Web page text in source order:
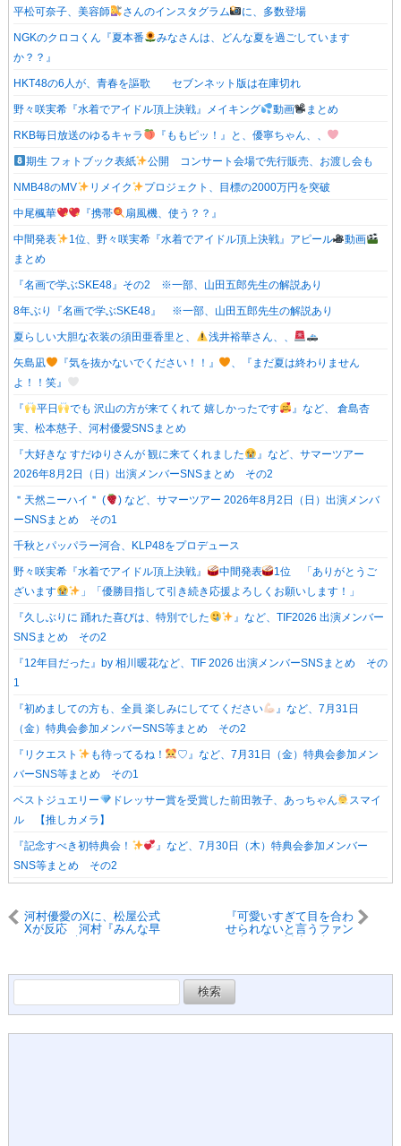
平松可奈子、美容師 さんのインスタグラム に、多数登場
NGKのクロコくん『夏本番
みなさんは、どんな夏を過ごしています
か？？』
HKT48の6人が、青春を謳歌 セブンネット版は在庫切れ
野々咲実希『水着でアイドル頂上決戦』メイキング 動画 まとめ
RKB毎日放送のゆるキャラ 『ももピッ！』と、優寧ちゃん、、
期生 フォトブック表紙 公開 コンサート会場で先行販売、お渡し会も
NMB48のMV リメイク プロジェクト、目標の2000万円を突破
中尾楓華 『携帯 扇風機、使う？？』
中間発表 1位、野々咲実希『水着でアイドル頂上決戦』アピール
動画
まとめ
『名画で学ぶSKE48』その2 ※一部、山田五郎先生の解説あり
8年ぶり『名画で学ぶSKE48』 ※一部、山田五郎先生の解説あり
夏らしい大胆な衣装の須田亜香里と、 浅井裕華さん、、
矢島凪 『気を抜かないでください！！』
、『まだ夏は終わりません
よ！！笑』
『 平日 でも 沢山の方が来てくれて 嬉しかったです
』など、 倉島杏
実、松本慈子、河村優愛SNSまとめ
『大好きな すだゆりさんが 観に来てくれました
』など、サマーツアー
2026年8月2日（日）出演メンバーSNSまとめ その2
＂天然ニーハイ＂ (
) など、サマーツアー 2026年8月2日（日）出演メンバ
ーSNSまとめ その1
千秋とパッパラー河合、KLP48をプロデュース
野々咲実希『水着でアイドル頂上決戦』 中間発表
1位 「ありがとうご
ざいます
」「優勝目指して引き続き応援よろしくお願いします！」
『久しぶりに 踊れた喜びは、特別でした
』など、TIF2026 出演メンバー
SNSまとめ その2
『12年目だった』by 相川暖花など、TIF 2026 出演メンバーSNSまとめ その
1
『初めましての方も、全員 楽しみにしててください
』など、7月31日
（金）特典会参加メンバーSNS等まとめ その2
『リクエスト も待ってるね！
♡』など、7月31日（金）特典会参加メン
バーSNS等まとめ その1
ベストジュエリー ドレッサー賞を受賞した前田敦子、あっちゃん
スマイ
ル 【推しカメラ】
『記念すべき初特典会！
』など、7月30日（木）特典会参加メンバー
SNS等まとめ その2
河村優愛のXに、松屋公式
Xが反応 河村『みんな早
すﾄﾞﾝﾌﾞﾘ
』
『可愛いすぎて目を合わ
せられないと言うファン
チームSまとめ その2
索: